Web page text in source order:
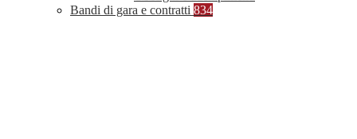
Bandi di gara e contratti 834